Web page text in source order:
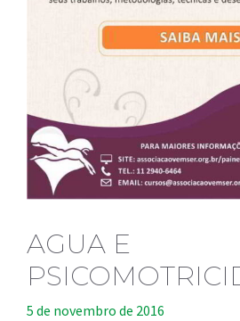
AGUA E
5 de novembro de 2016